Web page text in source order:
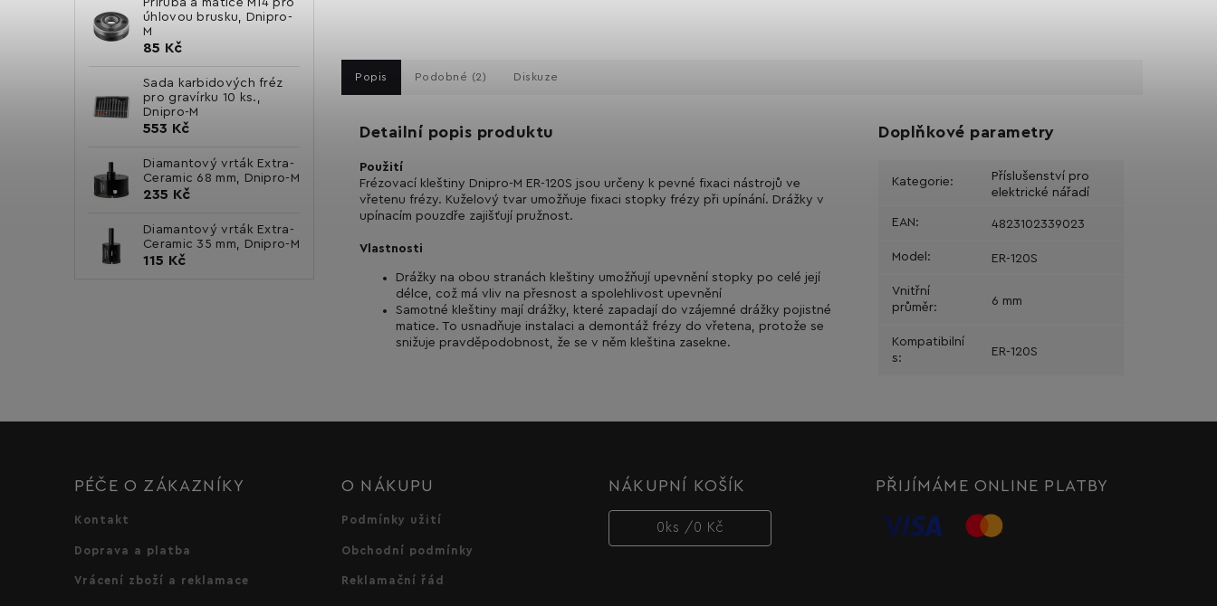
úhlovou brusku, Dnipro-
M
85 Kč
Sada karbidových fréz
pro gravírku 10 ks.,
Dnipro-M
553 Kč
Diamantový vrták Extra-
Ceramic 68 mm, Dnipro-M
235 Kč
Diamantový vrták Extra-
Ceramic 35 mm, Dnipro-M
115 Kč
Popis Podobné (2) Diskuze
Detailní popis produktu
Použití
Frézovací kleštiny Dnipro-M ER-120S jsou určeny k pevné fixaci nástrojů ve
vřetenu frézy. Kuželový tvar umožňuje fixaci stopky frézy při upínání. Drážky v
upínacím pouzdře zajišťují pružnost.
Vlastnosti
Drážky na obou stranách kleštiny umožňují upevnění stopky po celé její
délce, což má vliv na přesnost a spolehlivost upevnění
Samotné kleštiny mají drážky, které zapadají do vzájemné drážky pojistné
matice. To usnadňuje instalaci a demontáž frézy do vřetena, protože se
snižuje pravděpodobnost, že se v něm kleština zasekne.
Doplňkové parametry
Kategorie:
Příslušenství pro
elektrické nářadí
EAN : 4823102339023
Model : ER-120S
Vnitřní
průměr: 6 mm
Kompatibilní
s: ER-120S
PÉČE O ZÁKAZNÍKY
Kontakt
Doprava a platba
Vrácení zboží a reklamace
O NÁKUPU
Podmínky užití
Obchodní podmínky
Reklamační řád
NÁKUPNÍ KOŠÍK
0 ks / 0 Kč
PŘIJÍMÁME ONLINE PLATBY